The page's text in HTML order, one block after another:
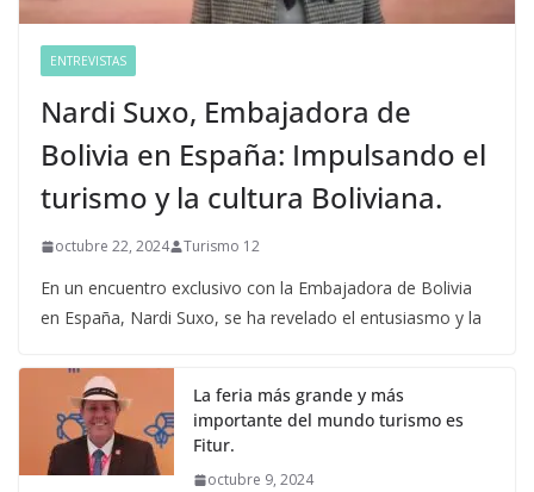
ENTREVISTAS
Nardi Suxo, Embajadora de
Bolivia en España: Impulsando el
turismo y la cultura Boliviana.
octubre 22, 2024 Turismo 12
En un encuentro exclusivo con la Embajadora de Bolivia
en España, Nardi Suxo, se ha revelado el entusiasmo y la
La feria más grande y más
importante del mundo turismo es
Fitur.
octubre 9, 2024